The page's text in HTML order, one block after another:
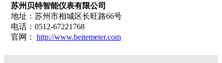
苏州贝特智能仪表有限公司
地址：苏州市相城区长旺路66号
电话：0512-67221768
官网：
http://www.beitemeter.com